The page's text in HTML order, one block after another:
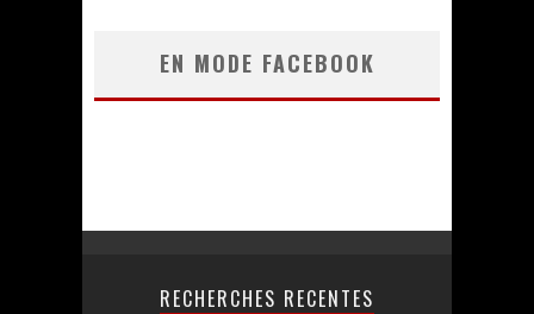
EN MODE FACEBOOK
RECHERCHES RECENTES